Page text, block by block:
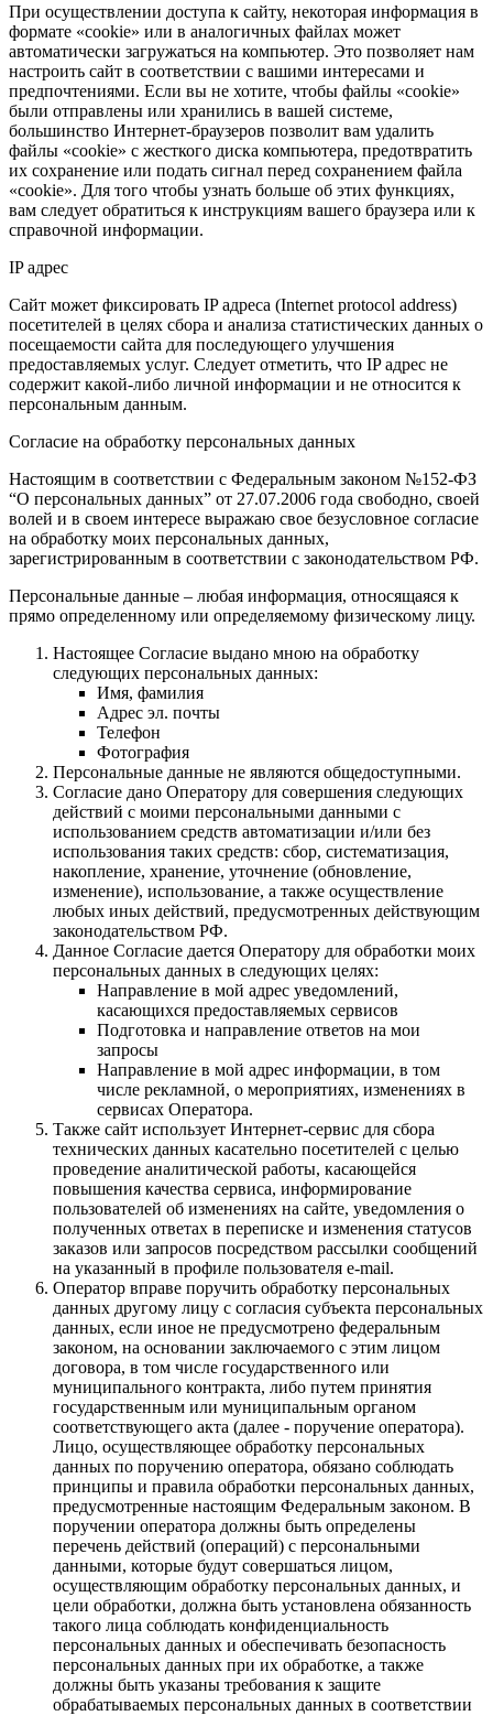
При осуществлении доступа к сайту, некоторая информация в
формате «cookie» или в аналогичных файлах может
автоматически загружаться на компьютер. Это позволяет нам
настроить сайт в соответствии с вашими интересами и
предпочтениями. Если вы не хотите, чтобы файлы «cookie»
были отправлены или хранились в вашей системе,
большинство Интернет-браузеров позволит вам удалить
файлы «cookie» с жесткого диска компьютера, предотвратить
их сохранение или подать сигнал перед сохранением файла
«cookie». Для того чтобы узнать больше об этих функциях,
вам следует обратиться к инструкциям вашего браузера или к
справочной информации.
IP адрес
Сайт может фиксировать IP адреса (Internet protocol address)
посетителей в целях сбора и анализа статистических данных о
посещаемости сайта для последующего улучшения
предоставляемых услуг. Следует отметить, что IP адрес не
содержит какой-либо личной информации и не относится к
персональным данным.
Согласие на обработку персональных данных
Настоящим в соответствии с Федеральным законом №152-ФЗ
“О персональных данных” от 27.07.2006 года свободно, своей
волей и в своем интересе выражаю свое безусловное согласие
на обработку моих персональных данных,
зарегистрированным в соответствии с законодательством РФ.
Персональные данные – любая информация, относящаяся к
прямо определенному или определяемому физическому лицу.
Настоящее Согласие выдано мною на обработку
следующих персональных данных:
Имя, фамилия
Адрес эл. почты
Телефон
Фотография
Персональные данные не являются общедоступными.
Согласие дано Оператору для совершения следующих
действий с моими персональными данными с
использованием средств автоматизации и/или без
использования таких средств: сбор, систематизация,
накопление, хранение, уточнение (обновление,
изменение), использование, а также осуществление
любых иных действий, предусмотренных действующим
законодательством РФ.
Данное Согласие дается Оператору для обработки моих
персональных данных в следующих целях:
Направление в мой адрес уведомлений,
касающихся предоставляемых сервисов
Подготовка и направление ответов на мои
запросы
Направление в мой адрес информации, в том
числе рекламной, о мероприятиях, изменениях в
сервисах Оператора.
Также сайт использует Интернет-сервис для сбора
технических данных касательно посетителей с целью
проведение аналитической работы, касающейся
повышения качества сервиса, информирование
пользователей об изменениях на сайте, уведомления о
полученных ответах в переписке и изменения статусов
заказов или запросов посредством рассылки сообщений
на указанный в профиле пользователя e-mail.
Оператор вправе поручить обработку персональных
данных другому лицу с согласия субъекта персональных
данных, если иное не предусмотрено федеральным
законом, на основании заключаемого с этим лицом
договора, в том числе государственного или
муниципального контракта, либо путем принятия
государственным или муниципальным органом
соответствующего акта (далее - поручение оператора).
Лицо, осуществляющее обработку персональных
данных по поручению оператора, обязано соблюдать
принципы и правила обработки персональных данных,
предусмотренные настоящим Федеральным законом. В
поручении оператора должны быть определены
перечень действий (операций) с персональными
данными, которые будут совершаться лицом,
осуществляющим обработку персональных данных, и
цели обработки, должна быть установлена обязанность
такого лица соблюдать конфиденциальность
персональных данных и обеспечивать безопасность
персональных данных при их обработке, а также
должны быть указаны требования к защите
обрабатываемых персональных данных в соответствии